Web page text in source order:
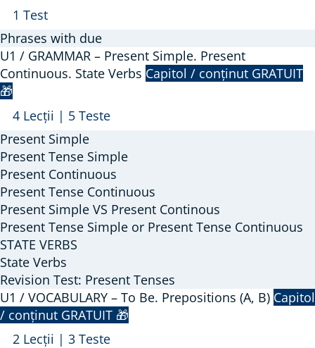
Arată
U1
/
VOCABULARY
–
with
DUE
1 Test
Phrases with due
U1 / GRAMMAR – Present Simple. Present
Continuous. State Verbs Capitol / conținut GRATUIT
🎁
Arată
U1
/
GRAMMAR
–
Present
Simple.
Present
Continuous.
State
Verbs
4 Lecții | 5 Teste
Present Simple
Present Tense Simple
Present Continuous
Present Tense Continuous
Present Simple VS Present Continous
Present Tense Simple or Present Tense Continuous
STATE VERBS
State Verbs
Revision Test: Present Tenses
U1 / VOCABULARY – To Be. Prepositions (A, B) Capitol
/ conținut GRATUIT 🎁
Arată
U1
2 Lecții | 3 Teste